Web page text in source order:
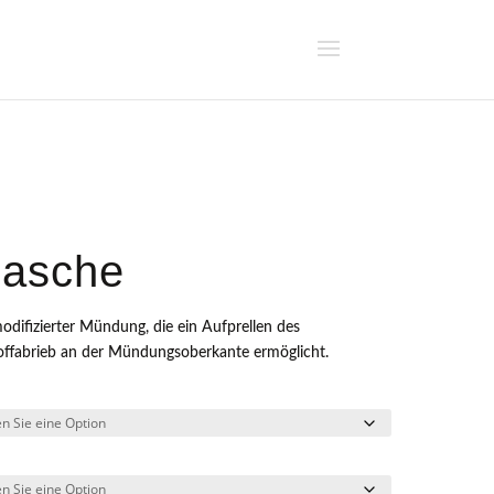
Mündung, die ein Aufprellen des
an der Mündungsoberkante ermöglicht.